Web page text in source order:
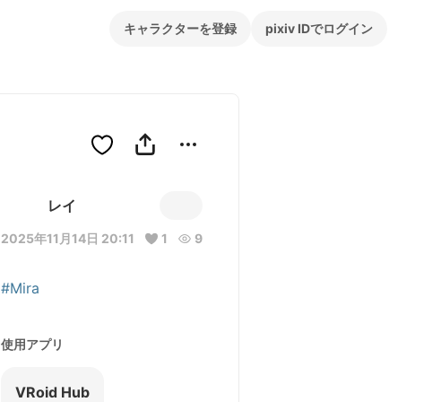
キャラクターを登録 pixiv IDでログイン
レイ
2025年11月14日 20:11 1 9
#Mira
使用アプリ
VRoid Hub